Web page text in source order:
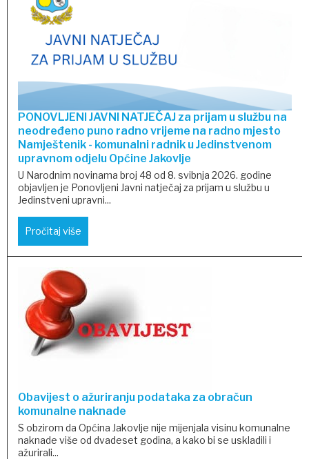
PONOVLJENI JAVNI NATJEČAJ za prijam u službu na
neodređeno puno radno vrijeme na radno mjesto
Namještenik - komunalni radnik u Jedinstvenom
upravnom odjelu Općine Jakovlje
U Narodnim novinama broj 48 od 8. svibnja 2026. godine
objavljen je Ponovljeni Javni natječaj za prijam u službu u
Jedinstveni upravni...
Pročitaj više
Obavijest o ažuriranju podataka za obračun
komunalne naknade
S obzirom da Općina Jakovlje nije mijenjala visinu komunalne
naknade više od dvadeset godina, a kako bi se uskladili i
ažurirali...